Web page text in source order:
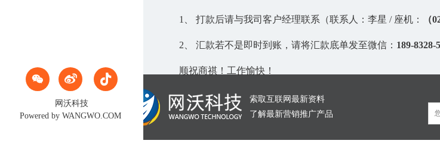
  
网沃科技
Powered by WANGWO.COM
1、 打款后请与我司客户经理联系（联系人：李星 / 座机： （
2、 汇款若不是即时到账，请将汇款底单发至微信： 189-8328-
顺祝商祺！工作愉快！
索取互联网最新资料
了解最新营销推广产品